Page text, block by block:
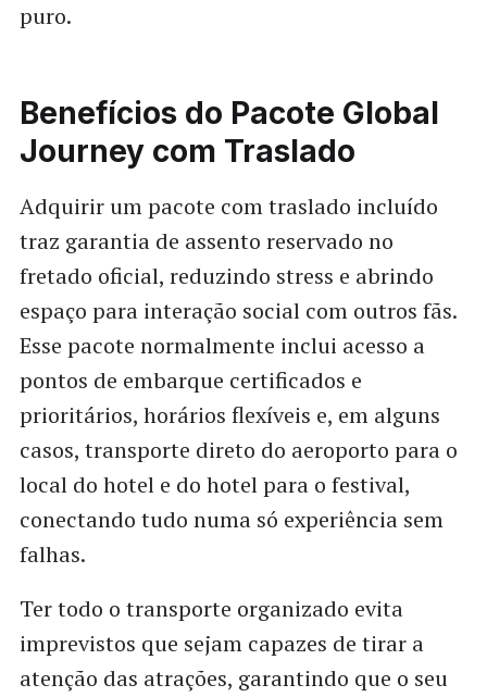
puro.
Benefícios do Pacote Global
Journey com Traslado
Adquirir um pacote com traslado incluído
traz garantia de assento reservado no
fretado oficial, reduzindo stress e abrindo
espaço para interação social com outros fãs.
Esse pacote normalmente inclui acesso a
pontos de embarque certificados e
prioritários, horários flexíveis e, em alguns
casos, transporte direto do aeroporto para o
local do hotel e do hotel para o festival,
conectando tudo numa só experiência sem
falhas.
Ter todo o transporte organizado evita
imprevistos que sejam capazes de tirar a
atenção das atrações, garantindo que o seu